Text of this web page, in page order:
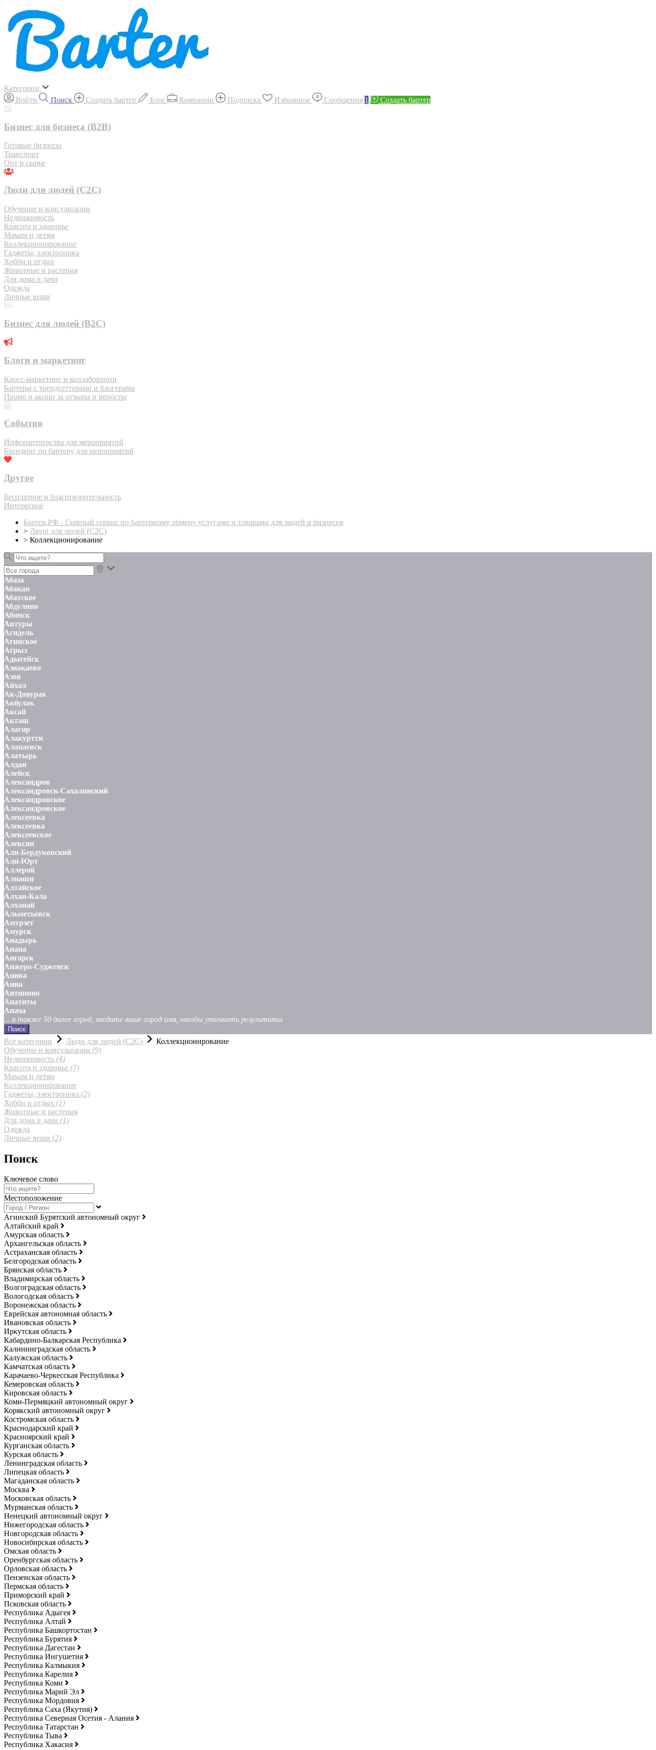
Категории
Войти
Поиск Создать бартер Блог Компании Подписка Избранное Сообщения 1 Создать бартер
Бизнес для бизнеса (B2B)
Готовые бизнесы
Транспорт
Опт и сырье
Люди для людей (С2С)
Обучение и консультации
Недвижимость
Красота и здоровье
Мамам и детям
Коллекционирование
Гаджеты, электроника
Хобби и отдых
Животные и растения
Для дома и дачи
Одежда
Личные вещи
Бизнес для людей (B2C)
Блоги и маркетинг
Кросс-маркетинг и коллаборации
Бартеры с трендсеттерами и блогерами
Промо и акции за отзывы и репосты
События
Инфопартнерства для мероприятий
Брендинг по бартеру для мероприятий
Другое
Бесплатное и благотворительность
Интересное
Бартер.РФ - Главный сервис по бартерному обмену услугами и товарами для людей и бизнесов
> Люди для людей (С2С)
> Коллекционирование
Абаза
Абакан
Абатское
Абдулино
Абинск
Автуры
Агидель
Агинское
Агрыз
Адыгейск
Азнакаево
Азов
Айхал
Ак-Довурак
Акбулак
Аксай
Акташ
Алагир
Алакуртти
Алапаевск
Алатырь
Алдан
Алейск
Александров
Александровск-Сахалинский
Александровское
Александровское
Алексеевка
Алексеевка
Алексеевское
Алексин
Али-Бердуковский
Али-Юрт
Аллерой
Алнаши
Алтайское
Алхан-Кала
Алханай
Альметьевск
Амурзет
Амурск
Анадырь
Анапа
Ангарск
Анжеро-Судженск
Анива
Анна
Антипино
Апатиты
Апача
... а также 50 далее город, введите ваше город имя, чтобы уточнить результаты
Поиск
Все категории Люди для людей (С2С)
Коллекционирование
Обучение и консультации (9)
Недвижимость (4)
Красота и здоровье (7)
Мамам и детям
Коллекционирование
Гаджеты, электроника (2)
Хобби и отдых (1)
Животные и растения
Для дома и дачи (1)
Одежда
Личные вещи (2)
Поиск
Ключевое слово
Местоположение
Агинский Бурятский автономный округ
Алтайский край
Амурская область
Архангельская область
Астраханская область
Белгородская область
Брянская область
Владимирская область
Волгоградская область
Вологодская область
Воронежская область
Еврейская автономная область
Ивановская область
Иркутская область
Кабардино-Балкарская Республика
Калининградская область
Калужская область
Камчатская область
Карачаево-Черкесская Республика
Кемеровская область
Кировская область
Коми-Пермяцкий автономный округ
Корякский автономный округ
Костромская область
Краснодарский край
Красноярский край
Курганская область
Курская область
Ленинградская область
Липецкая область
Магаданская область
Москва
Московская область
Мурманская область
Ненецкий автономный округ
Нижегородская область
Новгородская область
Новосибирская область
Омская область
Оренбургская область
Орловская область
Пензенская область
Пермская область
Приморский край
Псковская область
Республика Адыгея
Республика Алтай
Республика Башкортостан
Республика Бурятия
Республика Дагестан
Республика Ингушетия
Республика Калмыкия
Республика Карелия
Республика Коми
Республика Марий Эл
Республика Мордовия
Республика Саха (Якутия)
Республика Северная Осетия - Алания
Республика Татарстан
Республика Тыва
Республика Хакасия